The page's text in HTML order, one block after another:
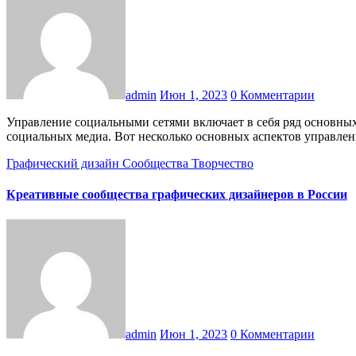
admin Июн 1, 2023 0 Комментарии
Управление социальными сетями включает в себя ряд основных принципов и практик, направленных на эффективное управление и продвижение вашего бренда, компании или организации в
социальных медиа. Вот несколько основных аспектов
Графический дизайн Сообщества Творчество
Креативные сообщества графических дизайнеров в России
admin Июн 1, 2023 0 Комментарии